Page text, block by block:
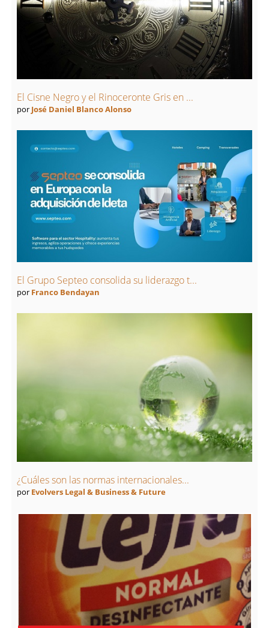
El Cisne Negro y el Rinoceronte Gris en ...
por José Daniel Blanco Alonso
El Grupo Septeo consolida su liderazgo t...
por Franco Bendayan
¿Cuáles son las normas internacionales...
por Evolvers Legal & Business & Future